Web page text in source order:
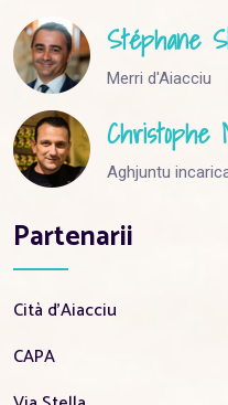
Stéphane
Merri d'Aiacciu
Christophe
Aghjuntu
Partenarii
Cità d'Aiacciu
CAPA